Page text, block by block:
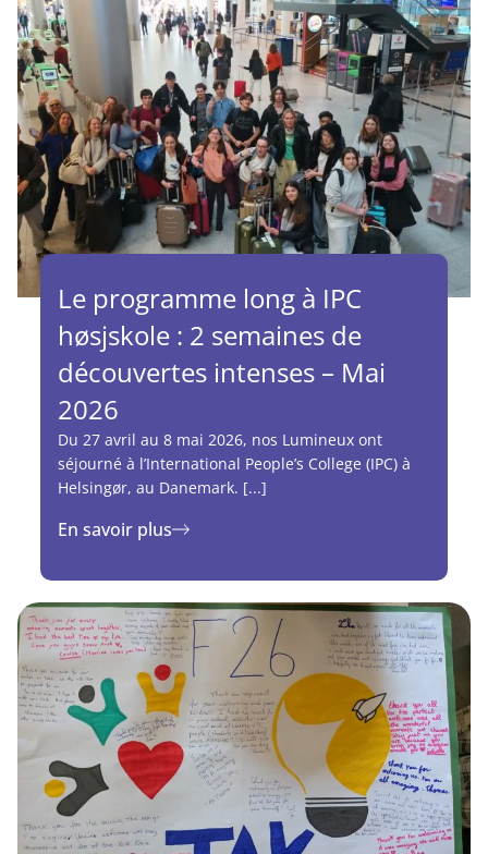
Le programme long à IPC
høsjskole : 2 semaines de
découvertes intenses – Mai
2026
Du 27 avril au 8 mai 2026, nos Lumineux ont
séjourné à l’International People’s College (IPC) à
Helsingør, au Danemark. [...]
En savoir plus